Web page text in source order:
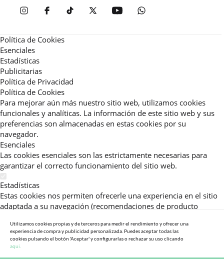
Política de Cookies
Esenciales
Estadísticas
Publicitarias
Política de Privacidad
Política de Cookies
Para mejorar aún más nuestro sitio web, utilizamos cookies
funcionales y analíticas. La información de este sitio web y sus
preferencias son almacenadas en estas cookies por su
navegador.
Esenciales
Las cookies esenciales son las estrictamente necesarias para
garantizar el correcto funcionamiento del sitio web.
Estadísticas
Estas cookies nos permiten ofrecerle una experiencia en el sitio
adaptada a su navegación (recomendaciones de producto
consultadas, etc).Al activar esta cookie, nos ayuda a mejorar aún
más su experiencia.
Publicitarias
Utilizamos cookies propias y de terceros para medir el rendimiento y ofrecer una
experiencia de compra y publicidad personalizada. Puedes aceptar todas las
cookies pulsando el botón 'Aceptar' y configurarlas o rechazar su uso clicando
aqui.